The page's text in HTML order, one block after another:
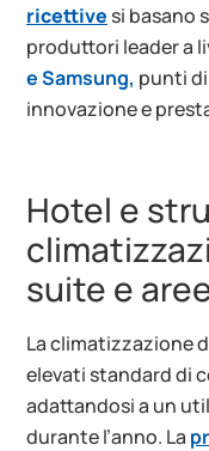
ricettive si basano
produttori leader a
e Samsung, punti
innovazione e
Hotel e
suite e
La climatizzazione
elevati standard di
adattandosi a un
durante l’anno. La